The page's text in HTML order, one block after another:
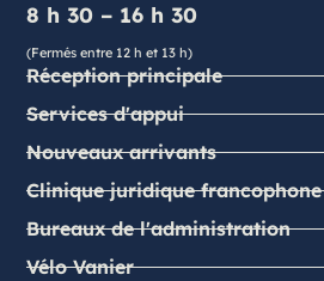
8 h 30 – 16 h 30
(Fermés entre 12 h et 13 h)
Réception principale
Services d'appui
Nouveaux arrivants
Clinique juridique francophone
Bureaux de l'administration
Vélo Vanier